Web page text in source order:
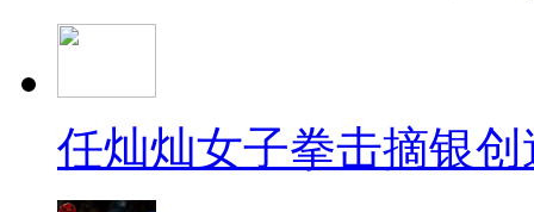
任灿灿女子拳击摘银